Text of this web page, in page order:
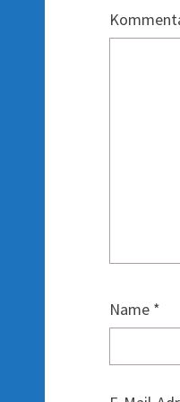
Name *